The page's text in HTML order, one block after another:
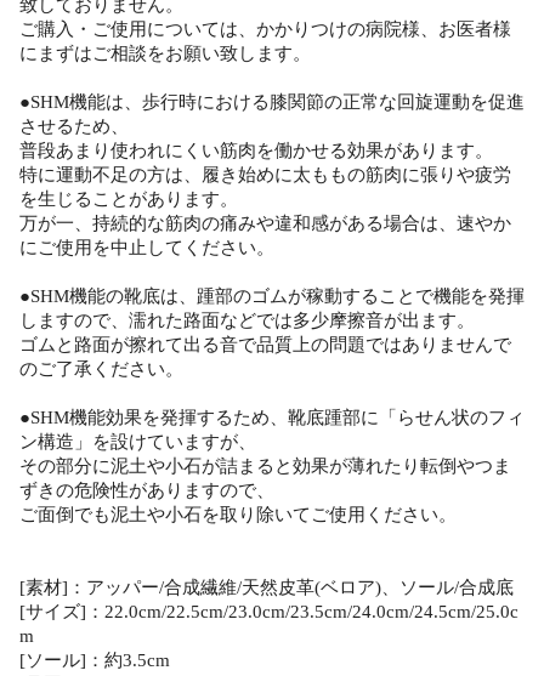
致しておりません。
ご購入・ご使用については、かかりつけの病院様、お医者様
にまずはご相談をお願い致します。
●SHM機能は、歩行時における膝関節の正常な回旋運動を促進
させるため、
普段あまり使われにくい筋肉を働かせる効果があります。
特に運動不足の方は、履き始めに太ももの筋肉に張りや疲労
を生じることがあります。
万が一、持続的な筋肉の痛みや違和感がある場合は、速やか
にご使用を中止してください。
●SHM機能の靴底は、踵部のゴムが稼動することで機能を発揮
しますので、濡れた路面などでは多少摩擦音が出ます。
ゴムと路面が擦れて出る音で品質上の問題ではありませんで
のご了承ください。
●SHM機能効果を発揮するため、靴底踵部に「らせん状のフィ
ン構造」を設けていますが、
その部分に泥土や小石が詰まると効果が薄れたり転倒やつま
ずきの危険性がありますので、
ご面倒でも泥土や小石を取り除いてご使用ください。
[素材]：アッパー/合成繊維/天然皮革(ベロア)、ソール/合成底
[サイズ]：22.0cm/22.5cm/23.0cm/23.5cm/24.0cm/24.5cm/25.0c
m
[ソール]：約3.5cm